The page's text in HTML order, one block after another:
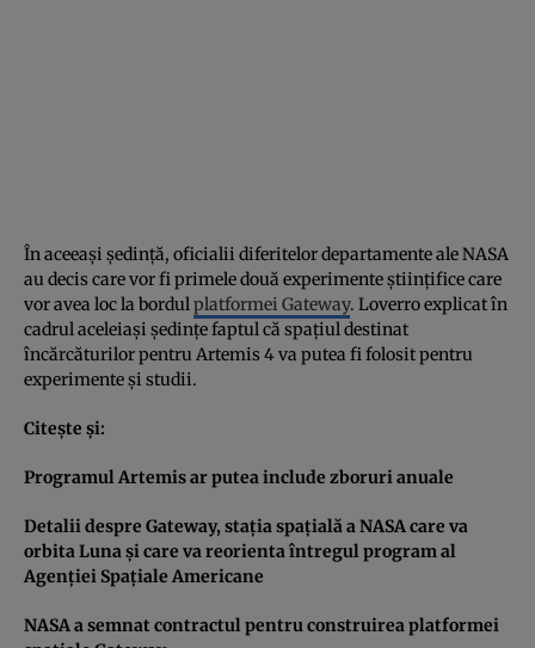
În aceeaşi şedinţă, oficialii diferitelor departamente ale NASA
au decis care vor fi primele două experimente ştiinţifice care
vor avea loc la bordulplatformei Gateway. Loverro explicat în
cadrul aceleiaşi şedinţe faptul că spaţiul destinat
încărcăturilor pentru Artemis 4 va putea fi folosit pentru
experimente şi studii.
Citeşte şi:
Programul Artemis ar putea include zboruri anuale
Detalii despre Gateway, staţia spaţială a NASA care va
orbita Luna şi care va reorienta întregul program al
Agenţiei Spaţiale Americane
NASA a semnat contractul pentru construirea platformei